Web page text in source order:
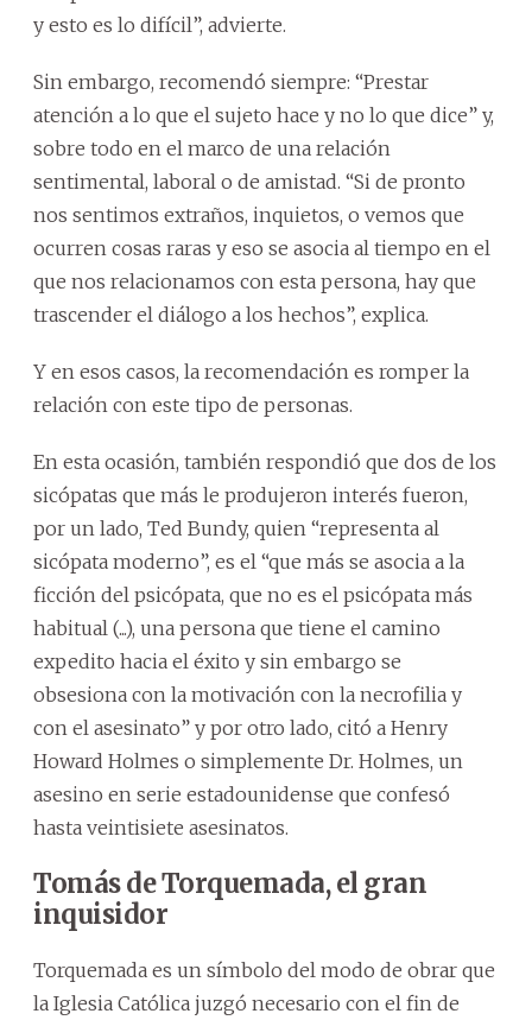
y esto es lo difícil”, advierte.
Sin embargo, recomendó siempre: “Prestar
atención a lo que el sujeto hace y no lo que dice” y,
sobre todo en el marco de una relación
sentimental, laboral o de amistad. “Si de pronto
nos sentimos extraños, inquietos, o vemos que
ocurren cosas raras y eso se asocia al tiempo en el
que nos relacionamos con esta persona, hay que
trascender el diálogo a los hechos”, explica.
Y en esos casos, la recomendación es romper la
relación con este tipo de personas.
En esta ocasión, también respondió que dos de los
sicópatas que más le produjeron interés fueron,
por un lado, Ted Bundy, quien “representa al
sicópata moderno”, es el “que más se asocia a la
ficción del psicópata, que no es el psicópata más
habitual (...), una persona que tiene el camino
expedito hacia el éxito y sin embargo se
obsesiona con la motivación con la necrofilia y
con el asesinato” y por otro lado, citó a Henry
Howard Holmes o simplemente Dr. Holmes, un
asesino en serie estadounidense que confesó
hasta veintisiete asesinatos.
Tomás de Torquemada, el gran
inquisidor
Torquemada es un símbolo del modo de obrar que
la Iglesia Católica juzgó necesario con el fin de